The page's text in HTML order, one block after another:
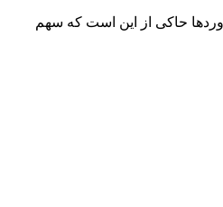
حاکی از این است که سهم